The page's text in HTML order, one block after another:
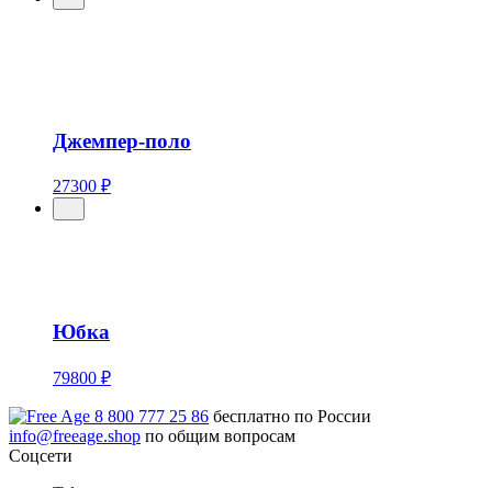
Джемпер-поло
27300 ₽
Юбка
79800 ₽
8 800 777 25 86 бесплатно по России
info@freeage.shop по общим вопросам
Соцсети